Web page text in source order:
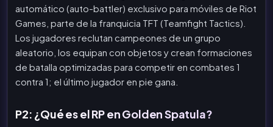
automático (auto-battler) exclusivo para móviles de Riot
Games, parte de la franquicia TFT (Teamfight Tactics).
Los jugadores reclutan campeones de un grupo
aleatorio, los equipan con objetos y crean formaciones
de batalla optimizadas para competir en combates 1
contra 1; el último jugador en pie gana.
P2: ¿Qué es el RP en Golden Spatula?